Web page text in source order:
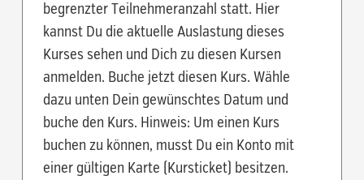
begrenzter Teilnehmeranzahl statt. Hier
kannst Du die aktuelle Auslastung dieses
Kurses sehen und Dich zu diesen Kursen
anmelden. Buche jetzt diesen Kurs. Wähle
dazu unten Dein gewünschtes Datum und
buche den Kurs. Hinweis: Um einen Kurs
buchen zu können, musst Du ein Konto mit
einer gültigen Karte (Kursticket) besitzen.